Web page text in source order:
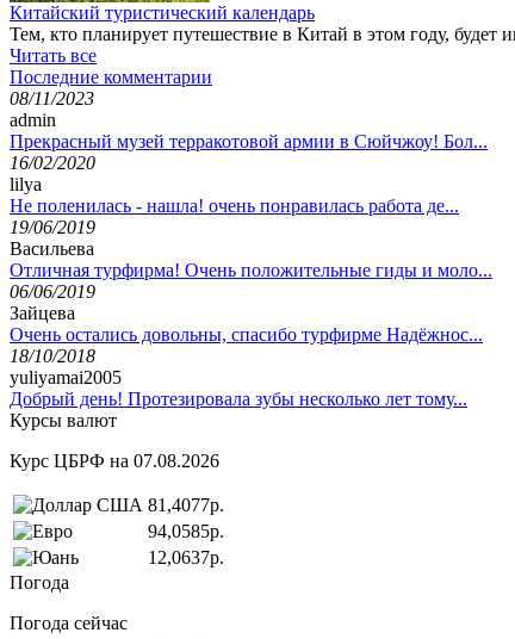
Китайский туристический календарь
Тем, кто планирует путешествие в Китай в этом году,
Читать все
Последние комментарии
08/11/2023
admin
Прекрасный музей терракотовой армии в Сюйчжоу! Бол...
16/02/2020
lilya
Не поленилась - нашла! очень понравилась работа де...
19/06/2019
Васильева
Отличная турфирма! Очень положительные гиды и моло...
06/06/2019
Зайцева
Очень остались довольны, спасибо турфирме Надёжнос...
18/10/2018
yuliyamai2005
Добрый день! Протезировала зубы несколько лет тому...
Курсы валют
Курс ЦБРФ на 07.08.2026
81,4077р.
94,0585р.
12,0637р.
Погода
Погода сейчас